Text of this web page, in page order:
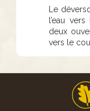
Le
l’eau
deux
vers le